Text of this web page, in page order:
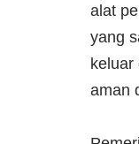
alat
yang
aman